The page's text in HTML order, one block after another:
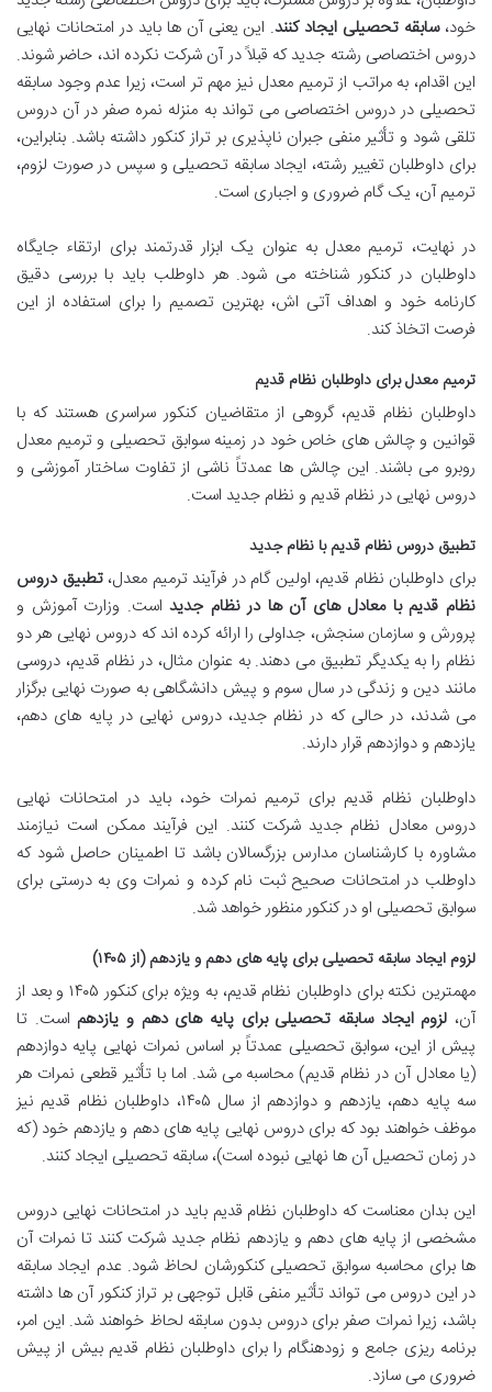
خود،سابقه تحصیلی ایجاد کنند. این یعنی آن ها باید در امتحانات نهایی
دروس اختصاصی رشته جدید که قبلاً در آن شرکت نکرده اند، حاضر شوند.
این اقدام، به مراتب از ترمیم معدل نیز مهم تر است، زیرا عدم وجود سابقه
تحصیلی در دروس اختصاصی می تواند به منزله نمره صفر در آن دروس
تلقی شود و تأثیر منفی جبران ناپذیری بر تراز کنکور داشته باشد. بنابراین،
برای داوطلبان تغییر رشته، ایجاد سابقه تحصیلی و سپس در صورت لزوم،
ترمیم آن، یک گام ضروری و اجباری است.
در نهایت، ترمیم معدل به عنوان یک ابزار قدرتمند برای ارتقاء جایگاه
داوطلبان در کنکور شناخته می شود. هر داوطلب باید با بررسی دقیق
کارنامه خود و اهداف آتی اش، بهترین تصمیم را برای استفاده از این
فرصت اتخاذ کند.
ترمیم معدل برای داوطلبان نظام قدیم
داوطلبان نظام قدیم، گروهی از متقاضیان کنکور سراسری هستند که با
قوانین و چالش های خاص خود در زمینه سوابق تحصیلی و ترمیم معدل
روبرو می باشند. این چالش ها عمدتاً ناشی از تفاوت ساختار آموزشی و
دروس نهایی در نظام قدیم و نظام جدید است.
تطبیق دروس نظام قدیم با نظام جدید
برای داوطلبان نظام قدیم، اولین گام در فرآیند ترمیم معدل،تطبیق دروس
نظام قدیم با معادل های آن ها در نظام جدیداست. وزارت آموزش و
پرورش و سازمان سنجش، جداولی را ارائه کرده اند که دروس نهایی هر دو
نظام را به یکدیگر تطبیق می دهند. به عنوان مثال، در نظام قدیم، دروسی
مانند دین و زندگی در سال سوم و پیش دانشگاهی به صورت نهایی برگزار
می شدند، در حالی که در نظام جدید، دروس نهایی در پایه های دهم،
یازدهم و دوازدهم قرار دارند.
داوطلبان نظام قدیم برای ترمیم نمرات خود، باید در امتحانات نهایی
دروس معادل نظام جدید شرکت کنند. این فرآیند ممکن است نیازمند
مشاوره با کارشناسان مدارس بزرگسالان باشد تا اطمینان حاصل شود که
داوطلب در امتحانات صحیح ثبت نام کرده و نمرات وی به درستی برای
سوابق تحصیلی او در کنکور منظور خواهد شد.
لزوم ایجاد سابقه تحصیلی برای پایه های دهم و یازدهم (از ۱۴۰۵)
مهمترین نکته برای داوطلبان نظام قدیم، به ویژه برای کنکور ۱۴۰۵ و بعد از
آن، لزوم ایجاد سابقه تحصیلی برای پایه های دهم و یازدهم است. تا
پیش از این، سوابق تحصیلی عمدتاً بر اساس نمرات نهایی پایه دوازدهم
(یا معادل آن در نظام قدیم) محاسبه می شد. اما با تأثیر قطعی نمرات هر
سه پایه دهم، یازدهم و دوازدهم از سال ۱۴۰۵، داوطلبان نظام قدیم نیز
موظف خواهند بود که برای دروس نهایی پایه های دهم و یازدهم خود (که
در زمان تحصیل آن ها نهایی نبوده است)، سابقه تحصیلی ایجاد کنند.
این بدان معناست که داوطلبان نظام قدیم باید در امتحانات نهایی دروس
مشخصی از پایه های دهم و یازدهم نظام جدید شرکت کنند تا نمرات آن
ها برای محاسبه سوابق تحصیلی کنکورشان لحاظ شود. عدم ایجاد سابقه
در این دروس می تواند تأثیر منفی قابل توجهی بر تراز کنکور آن ها داشته
باشد، زیرا نمرات صفر برای دروس بدون سابقه لحاظ خواهند شد. این امر،
برنامه ریزی جامع و زودهنگام را برای داوطلبان نظام قدیم بیش از پیش
ضروری می سازد.